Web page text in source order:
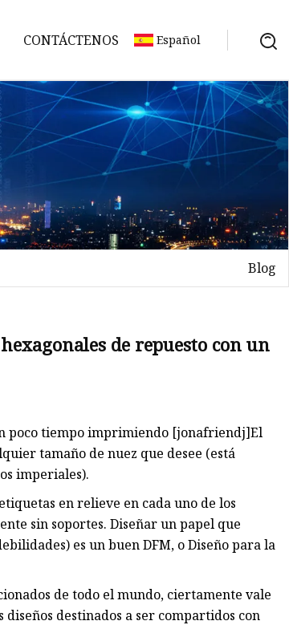
CONTÁCTENOS Español
Blog
de repuesto con un
poco tiempo imprimiendo [jonafriendj]El
tamaño de nuez que desee (está
imperiales).
en relieve en cada uno de los
sin soportes. Diseñar un papel que
es un buen DFM, o Diseño para la
de todo el mundo, ciertamente vale
destinados a ser compartidos con